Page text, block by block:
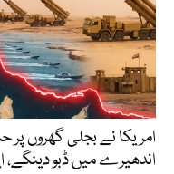
امریکا نے بجلی گھروں
اندھیرے میں ڈبو دینگے،